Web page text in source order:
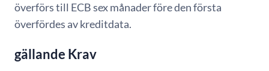
överförs till ECB sex månader före den första
överfördes av kreditdata.
​gällande Krav